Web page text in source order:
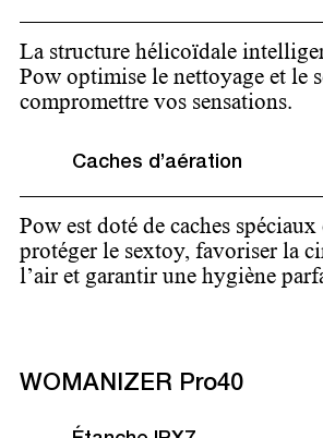
La structure hélicoïdale
Pow optimise le nettoyage et le
compromettre vos sensations.
Caches d’aération
Pow est doté de caches
protéger le sextoy, favoriser la
l’air et garantir une hygiène
WOMANIZER Pro40